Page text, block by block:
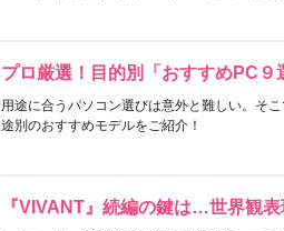
プロ厳選！目的別「おすすめPC９
用途に合うパソコン選びは意外と難しい。そ
途別のおすすめモデルをご紹介！
『VIVANT』続編の鍵は…世界観